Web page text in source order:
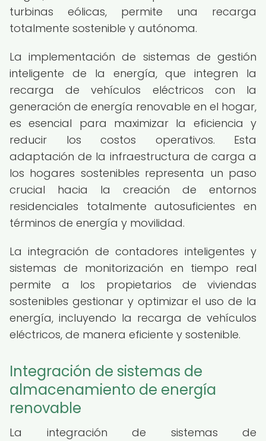
turbinas eólicas, permite una recarga
totalmente sostenible y autónoma.
La implementación de sistemas de gestión
inteligente de la energía, que integren la
recarga de vehículos eléctricos con la
generación de energía renovable en el hogar,
es esencial para maximizar la eficiencia y
reducir los costos operativos. Esta
adaptación de la infraestructura de carga a
los hogares sostenibles representa un paso
crucial hacia la creación de entornos
residenciales totalmente autosuficientes en
términos de energía y movilidad.
La integración de contadores inteligentes y
sistemas de monitorización en tiempo real
permite a los propietarios de viviendas
sostenibles gestionar y optimizar el uso de la
energía, incluyendo la recarga de vehículos
eléctricos, de manera eficiente y sostenible.
Integración de sistemas de
almacenamiento de energía
renovable
La integración de sistemas de